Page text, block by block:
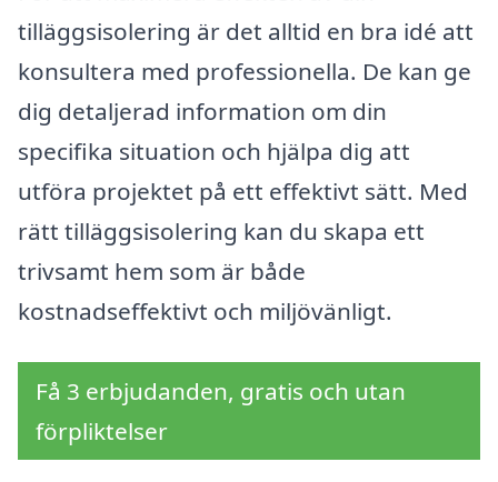
tilläggsisolering är det alltid en bra idé att
konsultera med professionella. De kan ge
dig detaljerad information om din
specifika situation och hjälpa dig att
utföra projektet på ett effektivt sätt. Med
rätt tilläggsisolering kan du skapa ett
trivsamt hem som är både
kostnadseffektivt och miljövänligt.
Få 3 erbjudanden, gratis och utan
förpliktelser